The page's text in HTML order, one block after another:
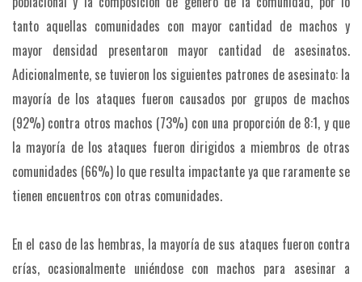
tanto aquellas comunidades con mayor cantidad de machos y
mayor densidad presentaron mayor cantidad de asesinatos.
Adicionalmente, se tuvieron los siguientes patrones de asesinato: la
mayoría de los ataques fueron causados por grupos de machos
(92%) contra otros machos (73%) con una proporción de 8:1, y que
la mayoría de los ataques fueron dirigidos a miembros de otras
comunidades (66%) lo que resulta impactante ya que raramente se
tienen encuentros con otras comunidades.
En el caso de las hembras, la mayoría de sus ataques fueron contra
crías, ocasionalmente uniéndose con machos para asesinar a